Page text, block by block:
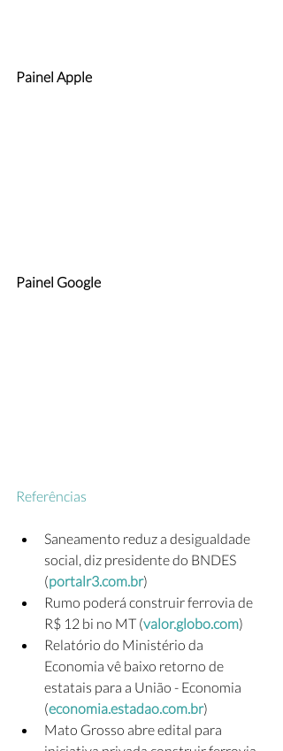
Painel Apple
Painel Google
Referências
Saneamento reduz a desigualdade
social, diz presidente do BNDES
(portalr3.com.br)
Rumo poderá construir ferrovia de
R$ 12 bi no MT (valor.globo.com)
Relatório do Ministério da
Economia vê baixo retorno de
estatais para a União - Economia
(economia.estadao.com.br)
Mato Grosso abre edital para